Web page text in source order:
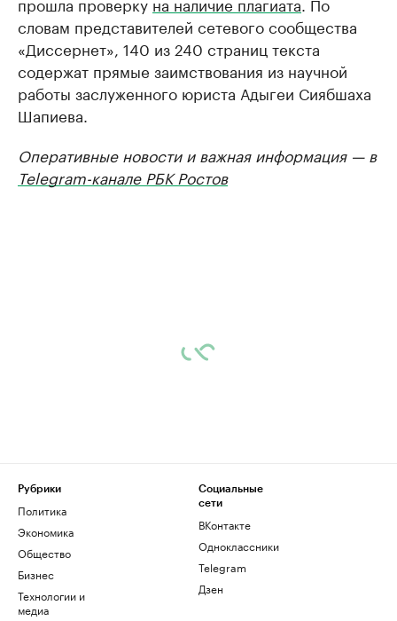
словам представителей сетевого сообщества
«Диссернет», 140 из 240 страниц текста
содержат прямые заимствования из научной
работы заслуженного юриста Адыгеи Сиябшаха
Шапиева.
Оперативные новости и важная информация — в
Telegram-канале РБК Ростов
Рубрики
Политика
Экономика
Общество
Бизнес
Технологии и
медиа
Социальные
сети
ВКонтакте
Одноклассники
Telegram
Дзен